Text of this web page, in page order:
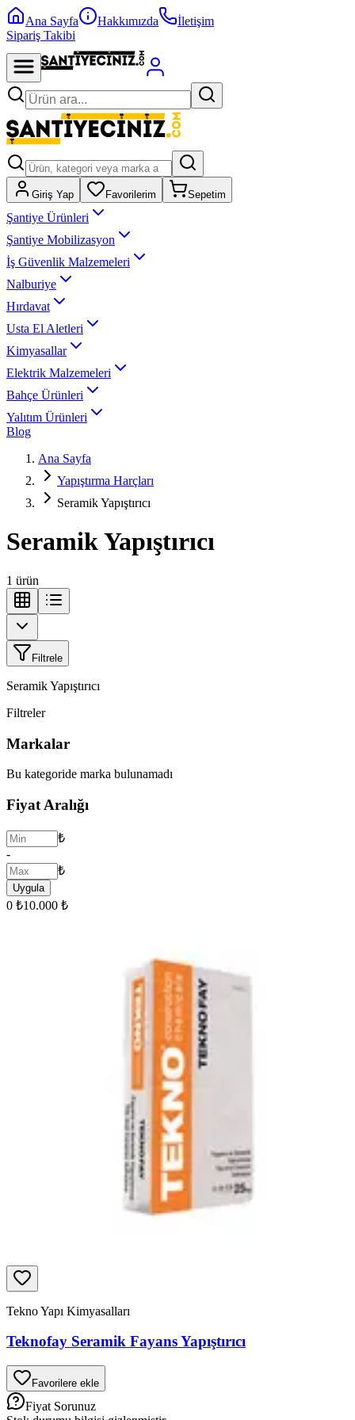
Ana Sayfa Hakkımızda
İletişim
Sipariş Takibi
Giriş Yap Favorilerim Sepetim
Şantiye Ürünleri
Şantiye Mobilizasyon
İş Güvenlik Malzemeleri
Nalburiye
Hırdavat
Usta El Aletleri
Kimyasallar
Elektrik Malzemeleri
Bahçe Ürünleri
Yalıtım Ürünleri
Blog
Ana Sayfa
Yapıştırma Harçları
Seramik Yapıştırıcı
Seramik Yapıştırıcı
1 ürün
Filtrele
Seramik Yapıştırıcı
Filtreler
Markalar
Bu kategoride marka bulunamadı
Fiyat Aralığı
₺
-
₺
Uygula
0 ₺10.000 ₺
Tekno Yapı Kimyasalları
Teknofay Seramik Fayans Yapıştırıcı
Favorilere ekle
Fiyat Sorunuz